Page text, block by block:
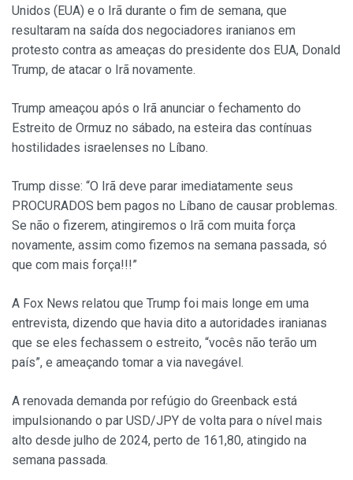
Unidos (EUA) e o Irã durante o fim de semana, que
resultaram na saída dos negociadores iranianos em
protesto contra as ameaças do presidente dos EUA, Donald
Trump, de atacar o Irã novamente.
Trump ameaçou após o Irã anunciar o fechamento do
Estreito de Ormuz no sábado, na esteira das contínuas
hostilidades israelenses no Líbano.
Trump disse: “O Irã deve parar imediatamente seus
PROCURADOS bem pagos no Líbano de causar problemas.
Se não o fizerem, atingiremos o Irã com muita força
novamente, assim como fizemos na semana passada, só
que com mais força!!!”
A Fox News relatou que Trump foi mais longe em uma
entrevista, dizendo que havia dito a autoridades iranianas
que se eles fechassem o estreito, “vocês não terão um
país”, e ameaçando tomar a via navegável.
A renovada demanda por refúgio do Greenback está
impulsionando o par USD/JPY de volta para o nível mais
alto desde julho de 2024, perto de 161,80, atingido na
semana passada.